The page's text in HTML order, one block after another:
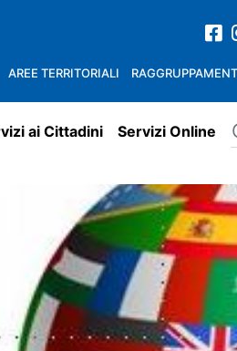
AREE TERRITORIALI
ai Cittadini Servizi Online